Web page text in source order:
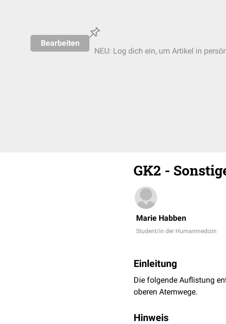
Bearbeiten
NEU: Log dich ein, um Artikel in
GK2 -
Marie Habben
Student/in der Humanmedizin
Einleitung
Die folgende Auflistung
oberen Atemwege.
Hinweis